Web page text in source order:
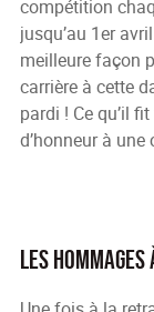
compétition
jusqu’au 1er
meilleure façon
carrière à cette
pardi ! Ce qu’il
d’honneur à
Les